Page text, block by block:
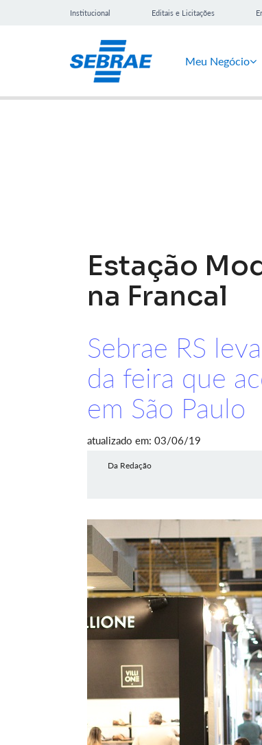
Institucional Editais e Licitações
Meu Negócio
Estação
na Francal
Sebrae RS
da feira que
em São Paulo
atualizado em: 03/06/19
Da Redação